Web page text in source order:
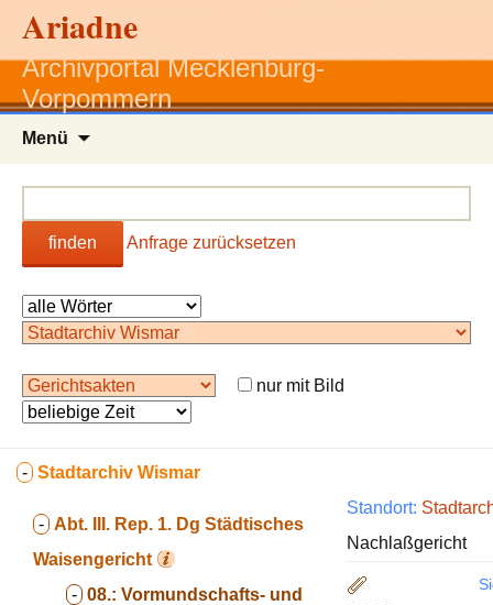
Ariadne
Archivportal Mecklenburg-
Vorpommern
Menü
finden Anfrage zurücksetzen
nur mit Bild
- Stadtarchiv Wismar
- Abt. III. Rep. 1. Dg Städtisches
Waisengericht
- 08.: Vormundschafts- und
Standort:
Nachlaßgericht